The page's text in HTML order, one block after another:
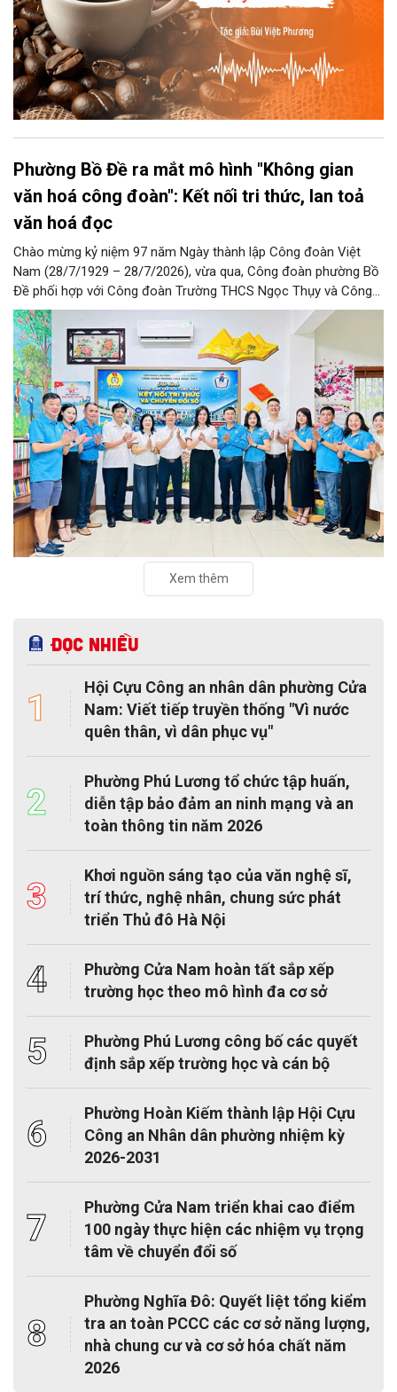
Phường Bồ Đề ra mắt mô hình "Không gian
văn hoá công đoàn": Kết nối tri thức, lan toả
văn hoá đọc
Chào mừng kỷ niệm 97 năm Ngày thành lập Công đoàn Việt
Nam (28/7/1929 – 28/7/2026), vừa qua, Công đoàn phường Bồ
Đề phối hợp với Công đoàn Trường THCS Ngọc Thụy và Công
đoàn Trường Tiểu học Ái Mộ B tổ chức Lễ ra mắt Mô hình
“Không gian văn hóa công đoàn”.
Xem thêm
Đọc nhiều
1
Hội Cựu Công an nhân dân phường Cửa
Nam: Viết tiếp truyền thống "Vì nước
quên thân, vì dân phục vụ"
2
Phường Phú Lương tổ chức tập huấn,
diễn tập bảo đảm an ninh mạng và an
toàn thông tin năm 2026
3
Khơi nguồn sáng tạo của văn nghệ sĩ,
trí thức, nghệ nhân, chung sức phát
triển Thủ đô Hà Nội
4
Phường Cửa Nam hoàn tất sắp xếp
trường học theo mô hình đa cơ sở
5
Phường Phú Lương công bố các quyết
định sắp xếp trường học và cán bộ
6
Phường Hoàn Kiếm thành lập Hội Cựu
Công an Nhân dân phường nhiệm kỳ
2026-2031
7
Phường Cửa Nam triển khai cao điểm
100 ngày thực hiện các nhiệm vụ trọng
tâm về chuyển đổi số
8
Phường Nghĩa Đô: Quyết liệt tổng kiểm
tra an toàn PCCC các cơ sở năng lượng,
nhà chung cư và cơ sở hóa chất năm
2026